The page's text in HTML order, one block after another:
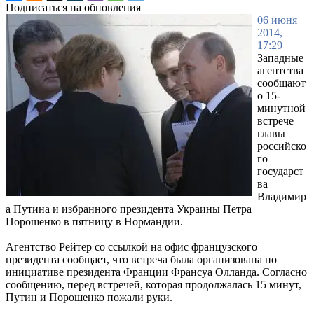
Подписаться на обновления
06 июня
2014,
17:29
Западные
агентства
сообщают
о 15-
минутной
встрече
главы
российско
го
государст
ва
Владимир
а Путина и избранного президента Украины Петра
Порошенко в пятницу в Нормандии.
Агентство Рейтер со ссылкой на офис французского
президента сообщает, что встреча была организована по
инициативе президента Франции Франсуа Олланда. Согласно
сообщению, перед встречей, которая продолжалась 15 минут,
Путин и Порошенко пожали руки.